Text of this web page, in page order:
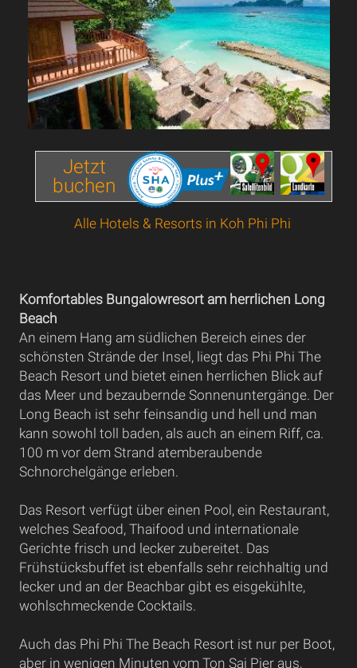
Jetzt
buchen
Alle Hotels & Resorts in Koh Phi Phi
Komfortables Bungalowresort am herrlichen Long
Beach
An einem Hang am südlichen Bereich eines der
schönsten Strände der Insel, liegt das Phi Phi The
Beach Resort und bietet einen herrlichen Blick auf
das Meer und bezaubernde Sonnenuntergänge. Der
Long Beach ist sehr feinsandig und hell und man
kann sowohl toll baden, als auch an einem Riff, ca.
100 m vor dem Strand atemberaubende
Schnorchelgänge erleben.
Das Resort verfügt über einen Pool, ein Restaurant,
welches Seafood, Thaifood und internationale
Gerichte frisch und lecker zubereitet. Das
Frühstücksbuffet ist ebenfalls sehr reichhaltig und
lecker und an der Beachbar gibt es eisgekühlte,
wohlschmeckende Cocktails.
Auch das Phi Phi The Beach Resort ist nur per Boot,
aber in wenigen Minuten vom Ton Sai Pier aus,